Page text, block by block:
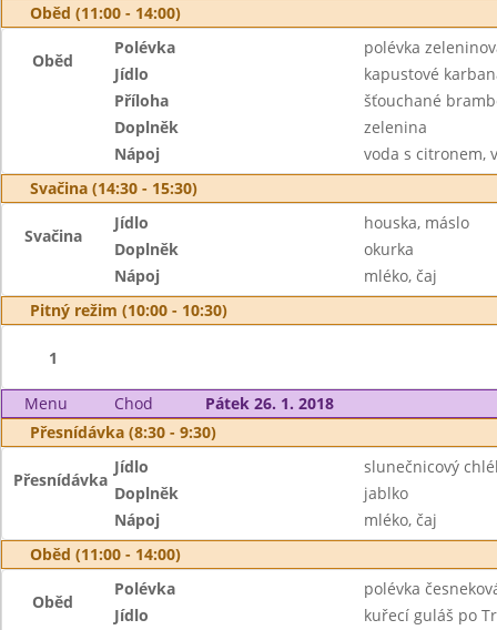
Oběd (11:00 - 14:00)
Oběd
Polévka
polévka
Jídlo
kapustové
Příloha
šťouchané
Doplněk
zelenina
Nápoj
voda s citronem,
Svačina (14:30 - 15:30)
Svačina
Jídlo
houska, máslo
Doplněk
okurka
Nápoj
mléko, čaj
Pitný režim (10:00 - 10:30)
1
Menu Chod
Pátek 26. 1. 2018
Přesnídávka (8:30 - 9:30)
Přesnídávka
Jídlo
slunečnicový
Doplněk
jablko
Nápoj
mléko, čaj
Oběd (11:00 - 14:00)
Oběd
Polévka
polévka
Jídlo
kuřecí guláš po